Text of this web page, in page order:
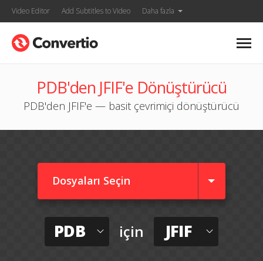
Video Editor Add Subtitles to Video Daha fazla
PDB'den JFIF'e Dönüştürücü
PDB'den JFIF'e — basit çevrimiçi dönüştürücü
Dosyaları Seçin
PDB için JFIF